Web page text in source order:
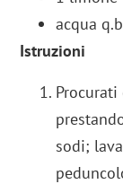
acqua
Istruzioni
sodi;